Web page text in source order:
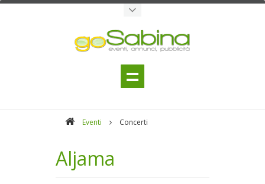
Eventi Concerti
Aljama